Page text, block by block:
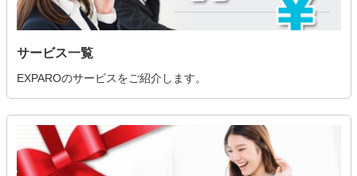
サービス一覧
EXPAROのサービスをご紹介します。